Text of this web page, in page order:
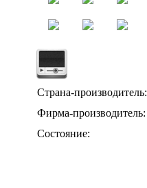
Страна-производитель:
Фирма-производитель:
Состояние: